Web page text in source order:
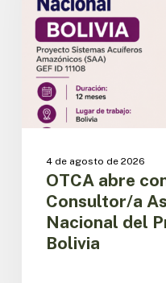
Asistente
Técnico
Nacional
del
Proyecto
SAA
4 de agosto de 2026
OTCA abre
Consultor/a
Nacional del
Bolivia